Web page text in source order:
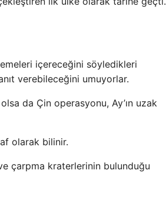
içereceğini söyledikleri
verebileceğini umuyorlar.
da Çin operasyonu, Ay’ın uzak
olarak bilinir.
çarpma kraterlerinin bulunduğu